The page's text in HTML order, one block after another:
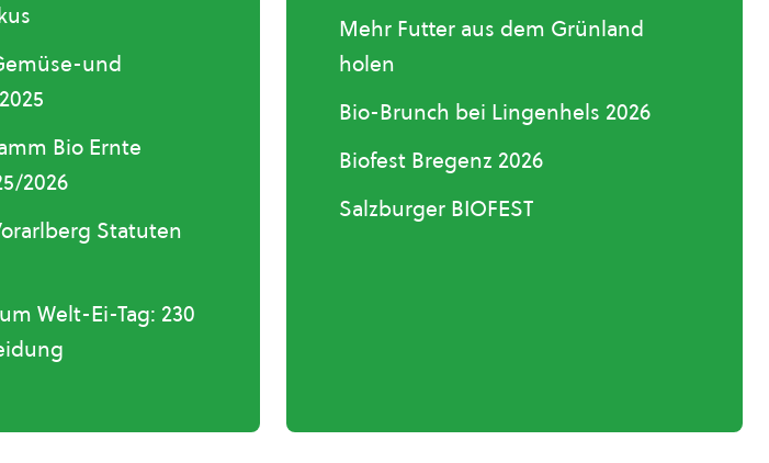
und
Bio Ernte
2026
Statuten
Welt-Ei-Tag: 230
Mehr Futter aus dem Grünland
holen
Bio-Brunch bei Lingenhels 2026
Biofest Bregenz 2026
Salzburger BIOFEST